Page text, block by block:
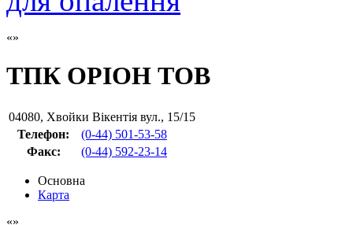
ТПК ОРІОН ТОВ
04080, Хвойки Вікентія вул., 15/15
Телефон:
(0-44) 501-53-58
Факс: (0-44) 592-23-14
Основна
Карта